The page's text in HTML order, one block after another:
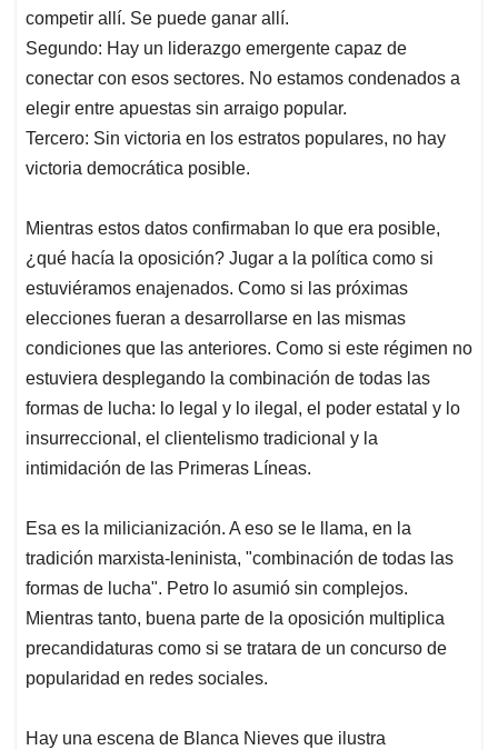
competir allí. Se puede ganar allí.
Segundo: Hay un liderazgo emergente capaz de
conectar con esos sectores. No estamos condenados a
elegir entre apuestas sin arraigo popular.
Tercero: Sin victoria en los estratos populares, no hay
victoria democrática posible.
Mientras estos datos confirmaban lo que era posible,
¿qué hacía la oposición? Jugar a la política como si
estuviéramos enajenados. Como si las próximas
elecciones fueran a desarrollarse en las mismas
condiciones que las anteriores. Como si este régimen no
estuviera desplegando la combinación de todas las
formas de lucha: lo legal y lo ilegal, el poder estatal y lo
insurreccional, el clientelismo tradicional y la
intimidación de las Primeras Líneas.
Esa es la milicianización. A eso se le llama, en la
tradición marxista-leninista, "combinación de todas las
formas de lucha". Petro lo asumió sin complejos.
Mientras tanto, buena parte de la oposición multiplica
precandidaturas como si se tratara de un concurso de
popularidad en redes sociales.
Hay una escena de Blanca Nieves que ilustra